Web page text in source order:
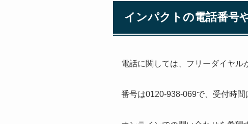
インパクトの電話番号
電話に関しては、フリーダイヤル
番号は0120-938-069で、受付時間